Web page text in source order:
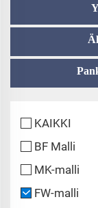
KAIKKI
BF Malli
MK-malli
FW-malli